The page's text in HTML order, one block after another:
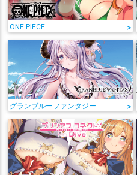
ONE PIECE >
グランブルーファンタジー >